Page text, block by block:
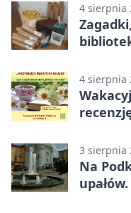
4 sierpnia
4 sierpnia
3 sierpnia
Na